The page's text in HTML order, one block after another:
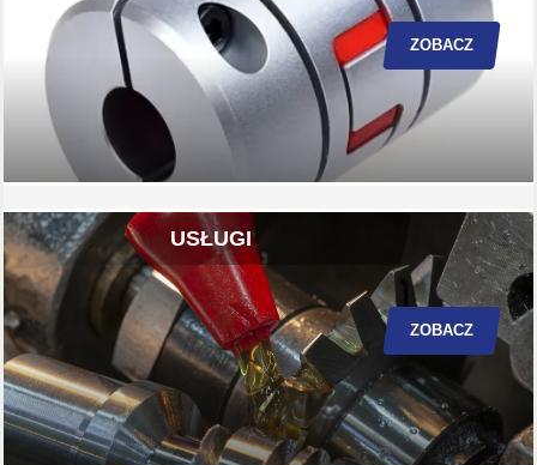
ZOBACZ
USŁUGI
ZOBACZ